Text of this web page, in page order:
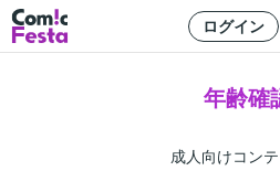
ログイン
年齢確
成人向けコン